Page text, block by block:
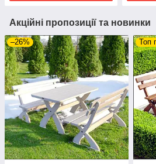
Акційні пропозиції та новинки
–26% Топ